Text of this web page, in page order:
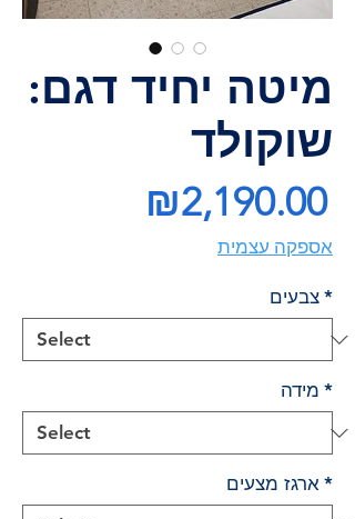
מיטה יחיד דגם:
שוקולד
₪2,190.00
אספקה עצמית
צבעים *
מידה *
ארגז מצעים *